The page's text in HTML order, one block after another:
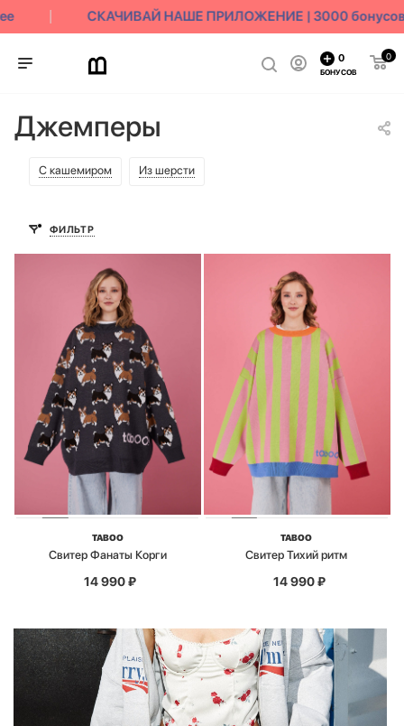
СКАЧИВАЙ НАШЕ ПРИЛОЖЕНИЕ | 3000 бонусов в
0
0
БОНУСОВ
Джемперы
С кашемиром Из шерсти
ФИЛЬТР
TABOO
Свитер Фанаты Корги
14 990₽
TABOO
Свитер Тихий ритм
14 990₽